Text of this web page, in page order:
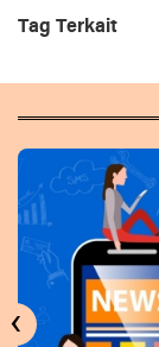
Tag Terkait
‹